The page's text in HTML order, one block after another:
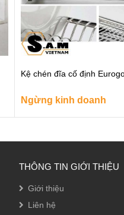
Kệ chén đĩa cố định
Ngừng kinh doanh
THÔNG TIN GIỚI THIỆU
Giới thiệu
Liên hệ